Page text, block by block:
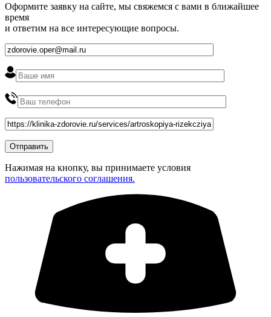
Оформите заявку на сайте, мы свяжемся с вами в ближайшее
время
и ответим на все интересующие вопросы.
Нажимая на кнопку, вы принимаете условия
пользовательского соглашения.